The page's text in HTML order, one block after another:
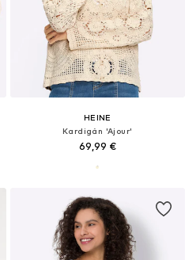
HEINE
Kardigán 'Ajour'
69,99 €